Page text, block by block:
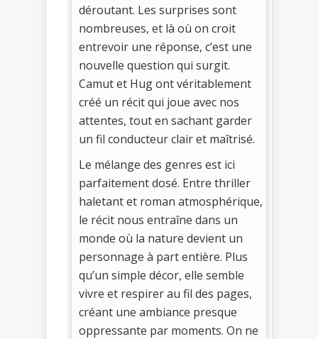
déroutant. Les surprises sont
nombreuses, et là où on croit
entrevoir une réponse, c’est une
nouvelle question qui surgit.
Camut et Hug ont véritablement
créé un récit qui joue avec nos
attentes, tout en sachant garder
un fil conducteur clair et maîtrisé.
Le mélange des genres est ici
parfaitement dosé. Entre thriller
haletant et roman atmosphérique,
le récit nous entraîne dans un
monde où la nature devient un
personnage à part entière. Plus
qu’un simple décor, elle semble
vivre et respirer au fil des pages,
créant une ambiance presque
oppressante par moments. On ne